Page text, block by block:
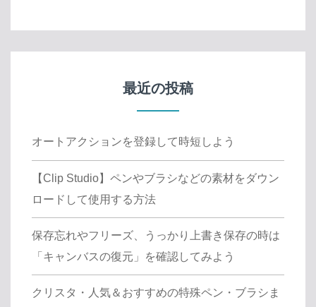
最近の投稿
オートアクションを登録して時短しよう
【Clip Studio】ペンやブラシなどの素材をダウン
ロードして使用する方法
保存忘れやフリーズ、うっかり上書き保存の時は
「キャンバスの復元」を確認してみよう
クリスタ・人気＆おすすめの特殊ペン・ブラシま